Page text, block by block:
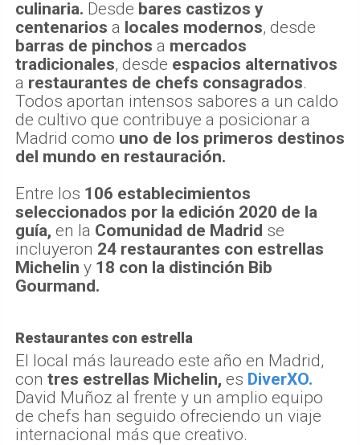
culinaria. Desde bares castizos y
centenarios a locales modernos, desde
barras de pinchos a mercados
tradicionales, desde espacios alternativos
a restaurantes de chefs consagrados.
Todos aportan intensos sabores a un caldo
de cultivo que contribuye a posicionar a
Madrid como uno de los primeros destinos
del mundo en restauración.
Entre los 106 establecimientos
seleccionados por la edición 2020 de la
guía, en la Comunidad de Madrid se
incluyeron 24 restaurantes con estrellas
Michelin y 18 con la distinción Bib
Gourmand.
Restaurantes con estrella
El local más laureado este año en Madrid,
con tres estrellas Michelin, es DiverXO.
David Muñoz al frente y un amplio equipo
de chefs han seguido ofreciendo un viaje
internacional más que creativo.